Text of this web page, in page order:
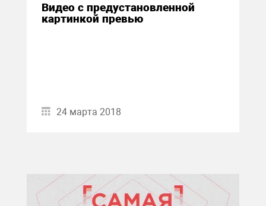
Видео с предустановленной
картинкой превью
24 марта 2018